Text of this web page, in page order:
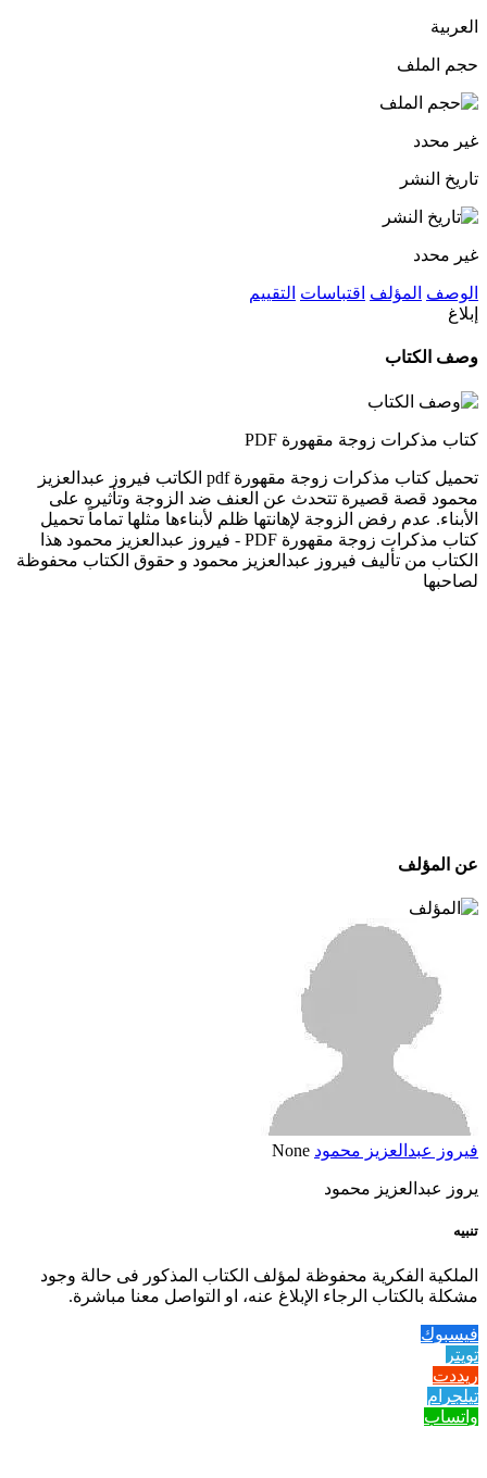
العربية
حجم الملف
غير محدد
تاريخ النشر
غير محدد
الوصف المؤلف اقتباسات التقييم
إبلاغ
وصف الكتاب
كتاب مذكرات زوجة مقهورة PDF
تحميل كتاب مذكرات زوجة مقهورة pdf الكاتب فيروز عبدالعزيز
محمود قصة قصيرة تتحدث عن العنف ضد الزوجة وتأثيره على
الأبناء. عدم رفض الزوجة لإهانتها ظلم لأبناءها مثلها تماماً تحميل
كتاب مذكرات زوجة مقهورة PDF - فيروز عبدالعزيز محمود هذا
الكتاب من تأليف فيروز عبدالعزيز محمود و حقوق الكتاب محفوظة
لصاحبها
عن المؤلف
فيروز عبدالعزيز محمود None
يروز عبدالعزيز محمود
تنبيه
الملكية الفكرية محفوظة لمؤلف الكتاب المذكور فى حالة وجود
مشكلة بالكتاب الرجاء الإبلاغ عنه، او التواصل معنا مباشرة.
فيسبوك
تويتر
ريددت
تيلجرام
واتساب